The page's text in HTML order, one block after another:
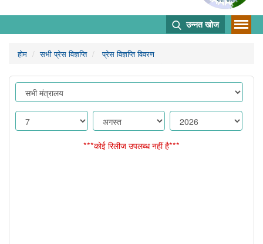
उन्नत खोज
होम सभी प्रेस विज्ञप्ति प्रेस विज्ञप्ति विवरण
***कोई रिलीज उपलब्ध नहीं है***